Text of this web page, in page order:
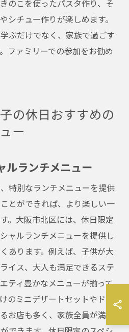
のこを使ったパスタ作り、そ
シチュー作りが楽しめます。
ぶだけでなく、家族で過ごす
ファミリーでの参加をお勧め
の休日おすすめの
ー
ルランチメニュー
特別なランチメニューを提供
とができれば、より楽しい一
。大阪市北区には、休日限定
ャルランチメニューを提供し
あります。例えば、子供が大
イス、大人も満足できるステ
ティ豊かなメニューが揃って
のミニデザートセットやドリ
お店も多く、家族全員が満足